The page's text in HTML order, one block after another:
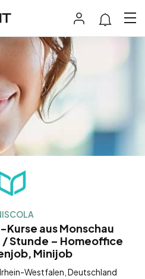
aus Monschau
Stunde – Homeoffice
Minijob
Westfalen, Deutschland